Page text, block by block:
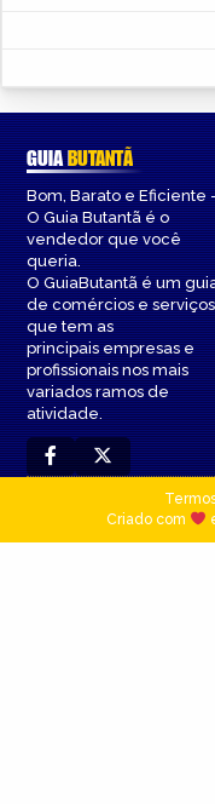
GUIABUTANTÃ
Bom, Barato e Eficiente
O Guia Butantã é o
vendedor que você
queria.
O GuiaButantã é um
de comércios e
que tem as
principais empresas e
profissionais nos mais
variados ramos de
atividade.
Criado com